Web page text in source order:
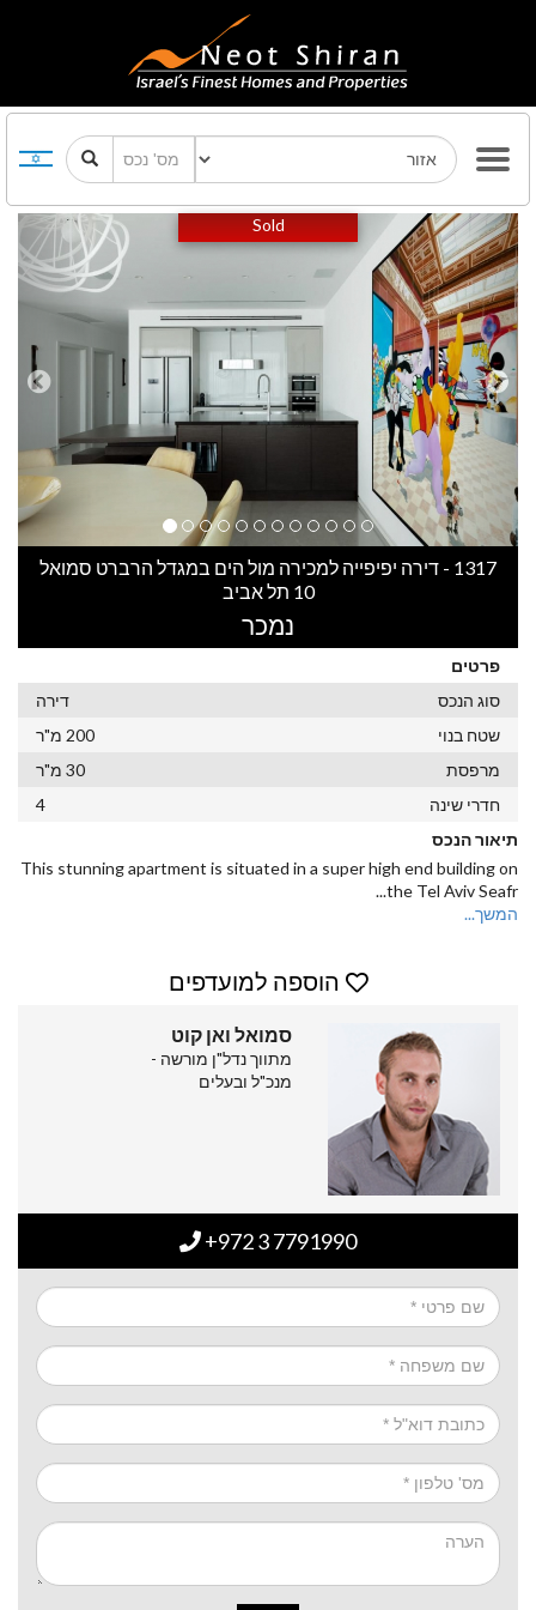
Sold
Previous Next
1317 - דירה יפיפייה למכירה מול הים במגדל הרברט סמואל
10 תל אביב
נמכר
פרטים
סוג הנכס
דירה
שטח בנוי
200 מ"ר
מרפסת
30 מ"ר
חדרי שינה
4
תיאור הנכס
This stunning apartment is situated in a super high end building on
the Tel Aviv Seafr
...
המשך...
הוספה למועדפים
סמואל ואן קוט
מתווך נדל"ן מורשה -
מנכ"ל ובעלים
+972 3 7791990